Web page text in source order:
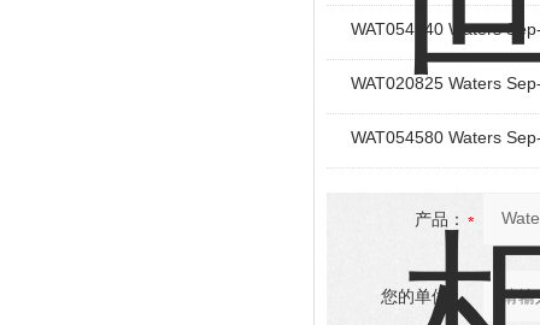
WAT054540 Waters
WAT020825 Waters
WAT054580 Waters
产品：
您的单位：